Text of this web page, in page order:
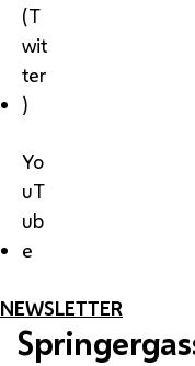
(T
wit
ter
)
Yo
uT
ub
e
NEWSLETTER